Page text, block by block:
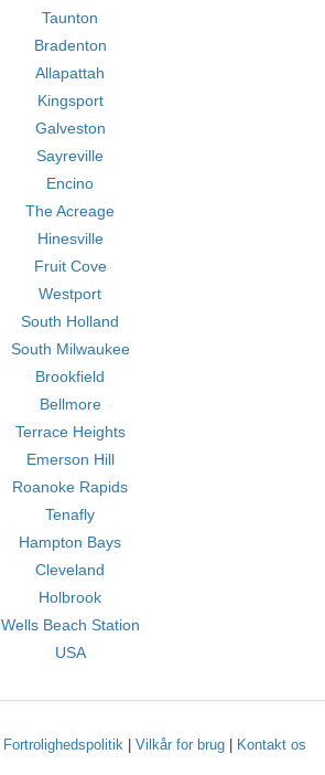
Taunton
Bradenton
Allapattah
Kingsport
Galveston
Sayreville
Encino
The Acreage
Hinesville
Fruit Cove
Westport
South Holland
South Milwaukee
Brookfield
Bellmore
Terrace Heights
Emerson Hill
Roanoke Rapids
Tenafly
Hampton Bays
Cleveland
Holbrook
Wells Beach Station
USA
Fortrolighedspolitik| Vilkår for brug| Kontakt os